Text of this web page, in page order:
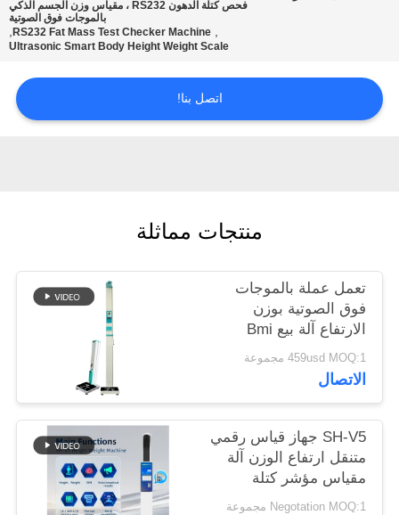
اطلب
الموقع
PRIVACY
POLICY
فحص كتلة الدهون RS232 ، مقياس وزن الجسم الذكي
بالموجات فوق الصوتية
,
RS232 Fat Mass Test Checker Machine
,
Ultrasonic Smart Body Height Weight Scale
اتصل بنا!
منتجات مماثلة
تعمل عملة بالموجات
فوق الصوتية بوزن
الارتفاع آلة بيع Bmi
459usd MOQ:1 مجموعة
الاتصال
SH-V5 جهاز قياس رقمي
متنقل ارتفاع الوزن آلة
مقياس مؤشر كتلة
الجسم
Negotation MOQ:1 مجموعة